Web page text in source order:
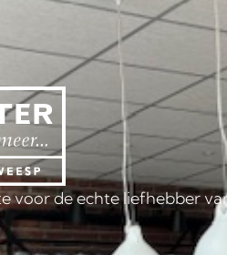
voor de echte liefhebber